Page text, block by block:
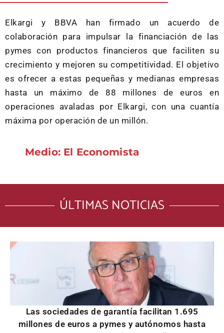
Elkargi y BBVA han firmado un acuerdo de
colaboración para impulsar la financiación de las
pymes con productos financieros que faciliten su
crecimiento y mejoren su competitividad. El objetivo
es ofrecer a estas pequeñas y medianas empresas
hasta un máximo de 88 millones de euros en
operaciones avaladas por Elkargi, con una cuantía
máxima por operación de un millón.
Medio: El Economista
ÚLTIMAS NOTICIAS
Las sociedades de garantía facilitan 1.695
millones de euros a pymes y autónomos hasta